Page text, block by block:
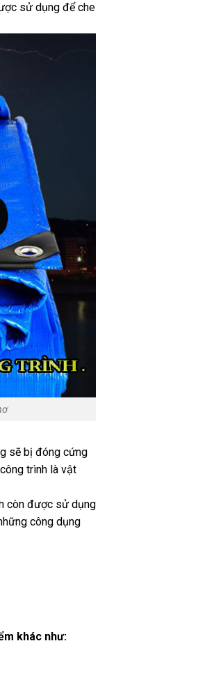
sử dụng để che
sẽ bị đóng cứng
trình là vật
còn được sử dụng
công dụng
khác như: